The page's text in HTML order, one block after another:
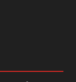
आरोपी के